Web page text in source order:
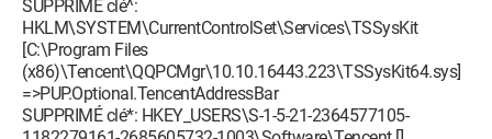
SUPPRIMÉ clé^:
HKLM\SYSTEM\CurrentControlSet\Services\TSSysKit
[C:\Program Files
(x86)\Tencent\QQPCMgr\10.10.16443.223\TSSysKit64.sys]
=>PUP.Optional.TencentAddressBar
SUPPRIMÉ clé*: HKEY_USERS\S-1-5-21-2364577105-